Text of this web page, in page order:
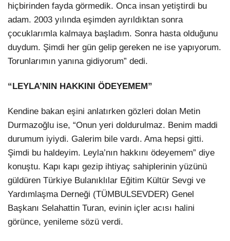
hiçbirinden fayda görmedik. Onca insan yetiştirdi bu
adam. 2003 yılında eşimden ayrıldıktan sonra
çocuklarımla kalmaya başladım. Sonra hasta olduğunu
duydum. Şimdi her gün gelip gereken ne ise yapıyorum.
Torunlarımın yanına gidiyorum” dedi.
“LEYLA’NIN HAKKINI ÖDEYEMEM”
Kendine bakan eşini anlatırken gözleri dolan Metin
Durmazoğlu ise, “Onun yeri doldurulmaz. Benim maddi
durumum iyiydi. Galerim bile vardı. Ama hepsi gitti.
Şimdi bu haldeyim. Leyla’nın hakkını ödeyemem” diye
konuştu. Kapı kapı gezip ihtiyaç sahiplerinin yüzünü
güldüren Türkiye Bulanıklılar Eğitim Kültür Sevgi ve
Yardımlaşma Derneği (TÜMBULSEVDER) Genel
Başkanı Selahattin Turan, evinin içler acısı halini
görünce, yenileme sözü verdi.